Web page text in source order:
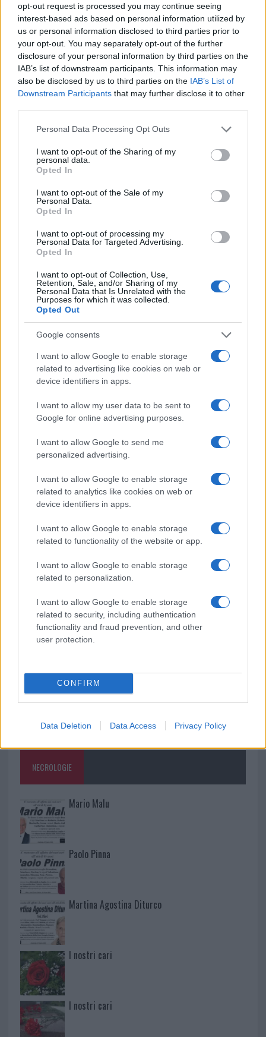
opt-out request is processed you may continue seeing
interest-based ads based on personal information utilized by
us or personal information disclosed to third parties prior to
your opt-out. You may separately opt-out of the further
disclosure of your personal information by third parties on the
IAB’s list of downstream participants. This information may
also be disclosed by us to third parties on the IAB’s List of
Downstream Participants that may further disclose it to other
Please note that this website/app uses one or more Google
not limited to your visit or usage behaviour. You may click to
grant or deny consent to Google and its third-party tags to
use your data for below specified purposes in below Google
consent section.
Personal Data Processing Opt Outs
I want to opt-out of the Sharing of my
personal data.
Opted In
I want to opt-out of the Sale of my
Personal Data.
Opted In
I want to opt-out of processing my
Personal Data for Targeted Advertising.
Opted In
I want to opt-out of Collection, Use,
Retention, Sale, and/or Sharing of my
Personal Data that Is Unrelated with the
Purposes for which it was collected.
Opted Out
Google consents
I want to allow Google to enable storage
related to advertising like cookies on web or
device identifiers in apps.
I want to allow my user data to be sent to
Google for online advertising purposes.
I want to allow Google to send me
personalized advertising.
I want to allow Google to enable storage
related to analytics like cookies on web or
device identifiers in apps.
I want to allow Google to enable storage
related to functionality of the website or app.
I want to allow Google to enable storage
related to personalization.
I want to allow Google to enable storage
related to security, including authentication
functionality and fraud prevention, and other
user protection.
CONFIRM
Data Deletion Data Access Privacy Policy
Ricevi le nostre ultime news
daGoogle News
Condividi l'articolo
F
a
ce
b
o
o
k
T
w
it
te
r
Pi
te
st
W
at
A
p
p
S
a
Articolo precedente
Le previsioni meteo per il weekend a Olbia e in
Gallura
Michelle Hunziker in Gallura, bella anche dal
vivo: un amico vip svela come fa
Calangianus, dopo le polemiche il centro
accoglienza minori chiude
Olbia, divieto di sosta contro spaccio e degrado:
esplode la protesta
Pausa caffè impeccabile: come scegliere la
Monte Pino, la fine di un lungo dolore: storia e
rinascita della strada che segnò la Gallura
Raid nelle campagne di Berchidda, rischio per
la rete elettrica
NECROLOGIE
Mario Malu
Paolo Pinna
Martina Agostina Diturco
I nostri cari
I nostri cari